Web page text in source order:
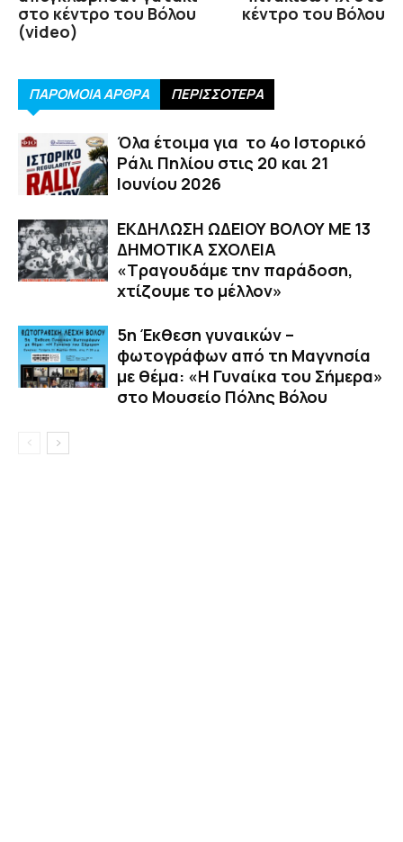
στο κέντρο του Βόλου
(video)
κέντρο του Βόλου
ΠΑΡΟΜΟΙΑ ΑΡΘΡΑ ΠΕΡΙΣΣΟΤΕΡΑ
Όλα έτοιμα για το 4ο Ιστορικό
Ράλι Πηλίου στις 20 και 21
Ιουνίου 2026
ΕΚΔΗΛΩΣΗ ΩΔΕΙΟΥ ΒΟΛΟΥ ΜΕ 13
ΔΗΜΟΤΙΚΑ ΣΧΟΛΕΙΑ
«Τραγουδάμε την παράδοση,
χτίζουμε το μέλλον»
5η Έκθεση γυναικών –
φωτογράφων από τη Μαγνησία
με θέμα: «Η Γυναίκα του Σήμερα»
στο Μουσείο Πόλης Βόλου